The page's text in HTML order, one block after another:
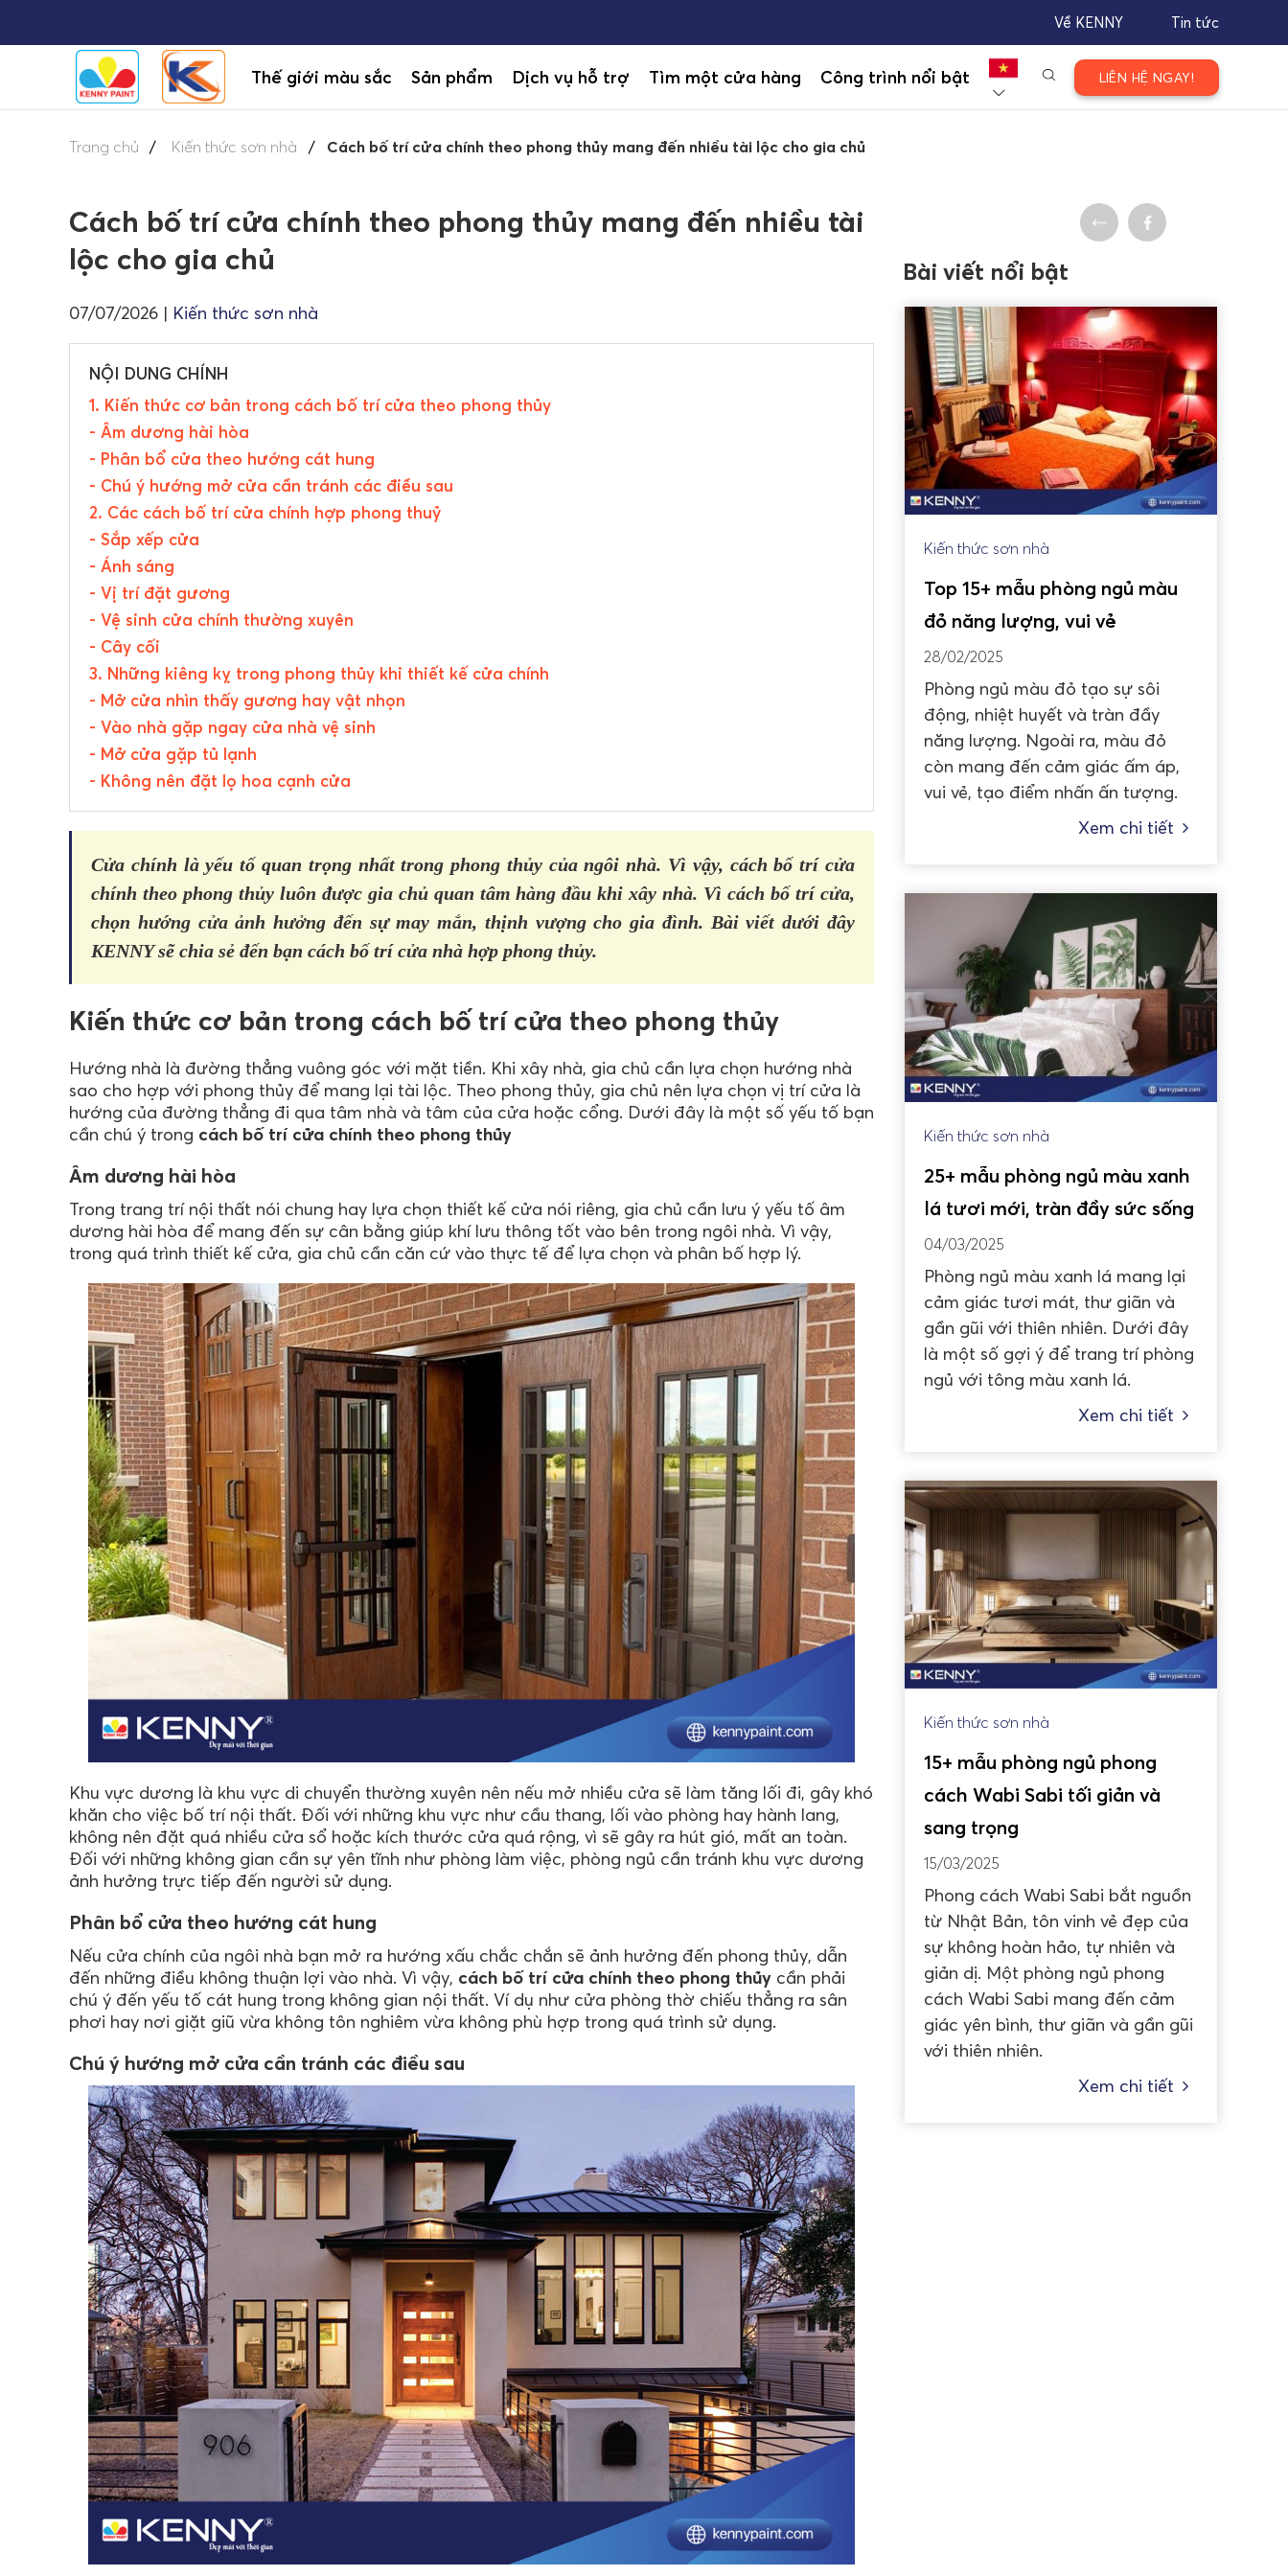
Tin tức
Về KENNY
Thế giới màu sắc Sản phẩm Dịch vụ hỗ trợ Tìm một cửa hàng Công trình nổi bật LIÊN HỆ NGAY!
Trang chủ Kiến thức sơn nhà Cách bố trí cửa chính theo phong thủy mang đến nhiều tài lộc cho gia chủ
Cách bố trí cửa chính theo phong thủy mang đến nhiều tài
lộc cho gia chủ
07/07/2026 | Kiến thức sơn nhà
NỘI DUNG CHÍNH
1. Kiến thức cơ bản trong cách bố trí cửa theo phong thủy
- Âm dương hài hòa
- Phân bổ cửa theo hướng cát hung
- Chú ý hướng mở cửa cần tránh các điều sau
2. Các cách bố trí cửa chính hợp phong thuỷ
- Sắp xếp cửa
- Ánh sáng
- Vị trí đặt gương
- Vệ sinh cửa chính thường xuyên
- Cây cối
3. Những kiêng kỵ trong phong thủy khi thiết kế cửa chính
- Mở cửa nhìn thấy gương hay vật nhọn
- Vào nhà gặp ngay cửa nhà vệ sinh
- Mở cửa gặp tủ lạnh
- Không nên đặt lọ hoa cạnh cửa
Cửa chính là yếu tố quan trọng nhất trong phong thủy của ngôi nhà. Vì vậy, cách bố trí cửa
chính theo phong thủy luôn được gia chủ quan tâm hàng đầu khi xây nhà. Vì cách bố trí cửa,
chọn hướng cửa ảnh hưởng đến sự may mắn, thịnh vượng cho gia đình. Bài viết dưới đây
KENNY sẽ chia sẻ đến bạn cách bố trí cửa nhà hợp phong thủy.
Kiến thức cơ bản trong cách bố trí cửa theo phong thủy
Hướng nhà là đường thẳng vuông góc với mặt tiền. Khi xây nhà, gia chủ cần lựa chọn hướng nhà
sao cho hợp với phong thủy để mang lại tài lộc. Theo phong thủy, gia chủ nên lựa chọn vị trí cửa là
hướng của đường thẳng đi qua tâm nhà và tâm của cửa hoặc cổng. Dưới đây là một số yếu tố bạn
cần chú ý trong cách bố trí cửa chính theo phong thủy
Âm dương hài hòa
Trong trang trí nội thất nói chung hay lựa chọn thiết kế cửa nói riêng, gia chủ cần lưu ý yếu tố âm
dương hài hòa để mang đến sự cân bằng giúp khí lưu thông tốt vào bên trong ngôi nhà. Vì vậy,
trong quá trình thiết kế cửa, gia chủ cần căn cứ vào thực tế để lựa chọn và phân bố hợp lý.
Khu vực dương là khu vực di chuyển thường xuyên nên nếu mở nhiều cửa sẽ làm tăng lối đi, gây khó
khăn cho việc bố trí nội thất. Đối với những khu vực như cầu thang, lối vào phòng hay hành lang,
không nên đặt quá nhiều cửa sổ hoặc kích thước cửa quá rộng, vì sẽ gây ra hút gió, mất an toàn.
Đối với những không gian cần sự yên tĩnh như phòng làm việc, phòng ngủ cần tránh khu vực dương
ảnh hưởng trực tiếp đến người sử dụng.
Phân bổ cửa theo hướng cát hung
Nếu cửa chính của ngôi nhà bạn mở ra hướng xấu chắc chắn sẽ ảnh hưởng đến phong thủy, dẫn
đến những điều không thuận lợi vào nhà. Vì vậy, cách bố trí cửa chính theo phong thủy cần phải
chú ý đến yếu tố cát hung trong không gian nội thất. Ví dụ như cửa phòng thờ chiếu thẳng ra sân
phơi hay nơi giặt giũ vừa không tôn nghiêm vừa không phù hợp trong quá trình sử dụng.
Chú ý hướng mở cửa cần tránh các điều sau
Bài viết nổi bật
Kiến thức sơn nhà
Top 15+ mẫu phòng ngủ màu
đỏ năng lượng, vui vẻ
28/02/2025
Phòng ngủ màu đỏ tạo sự sôi
động, nhiệt huyết và tràn đầy
năng lượng. Ngoài ra, màu đỏ
còn mang đến cảm giác ấm áp,
vui vẻ, tạo điểm nhấn ấn tượng.
Xem chi tiết
Kiến thức sơn nhà
25+ mẫu phòng ngủ màu xanh
lá tươi mới, tràn đầy sức sống
04/03/2025
Phòng ngủ màu xanh lá mang lại
cảm giác tươi mát, thư giãn và
gần gũi với thiên nhiên. Dưới đây
là một số gợi ý để trang trí phòng
ngủ với tông màu xanh lá.
Xem chi tiết
Kiến thức sơn nhà
15+ mẫu phòng ngủ phong
cách Wabi Sabi tối giản và
sang trọng
15/03/2025
Phong cách Wabi Sabi bắt nguồn
từ Nhật Bản, tôn vinh vẻ đẹp của
sự không hoàn hảo, tự nhiên và
giản dị. Một phòng ngủ phong
cách Wabi Sabi mang đến cảm
giác yên bình, thư giãn và gần gũi
với thiên nhiên.
Xem chi tiết